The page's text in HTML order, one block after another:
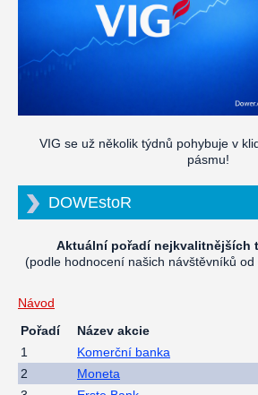
VIG se už několik týdnů pohybuje v
pásmu!
DOWEstoR
Aktuální pořadí nejkvalitnějších
(podle hodnocení našich návštěvníků
Návod
Pořadí
Název akcie
1
Komerční banka
2
Moneta